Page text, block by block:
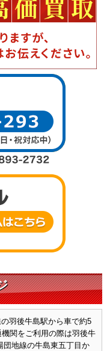
羽後牛島駅から車で約5
関をご利用の際は羽後牛
団地線の牛島東五丁目か